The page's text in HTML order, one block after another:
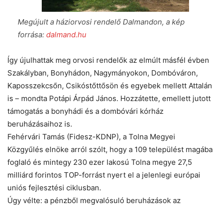
Megújult a háziorvosi rendelő Dalmandon, a kép
forrása: dalmand.hu
Így újulhattak meg orvosi rendelők az elmúlt másfél évben
Szakályban, Bonyhádon, Nagymányokon, Dombóváron,
Kaposszekcsőn, Csikóstőttősön és egyebek mellett Attalán
is – mondta Potápi Árpád János. Hozzátette, emellett jutott
támogatás a bonyhádi és a dombóvári kórház
beruházásaihoz is.
Fehérvári Tamás (Fidesz-KDNP), a Tolna Megyei
Közgyűlés elnöke arról szólt, hogy a 109 települést magába
foglaló és mintegy 230 ezer lakosú Tolna megye 27,5
milliárd forintos TOP-forrást nyert el a jelenlegi európai
uniós fejlesztési ciklusban.
Úgy vélte: a pénzből megvalósuló beruházások az